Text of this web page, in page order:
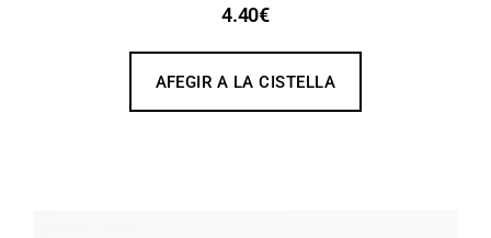
4.40€
AFEGIR A LA CISTELLA